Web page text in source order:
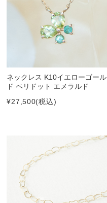
ネックレス K10イエローゴール
ド ペリドット エメラルド
¥27,500(税込)